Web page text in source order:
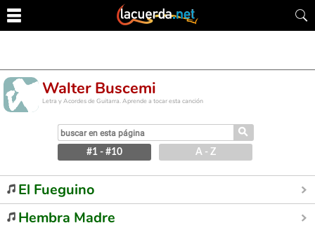
Walter Buscemi
Letra y Acordes de Guitarra. Aprende a tocar esta canción
⚲
#1 - #10 A - Z
El Fueguino
Hembra Madre